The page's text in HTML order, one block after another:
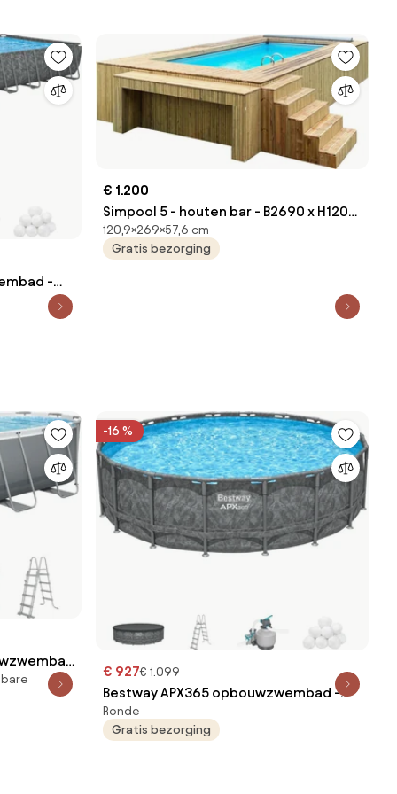
-
cm |
€ 1.200
Simpool 5 - houten bar - B2690 x H1209
x D576 mm
120,9×269×57,6 cm
Gratis bezorging
-16 %
€ 927€ 1.099
Bestway APX365 opbouwzwembad -
rond - L549 x diameter 132 cm | All-
Season luxezwembad
Ronde
Gratis bezorging